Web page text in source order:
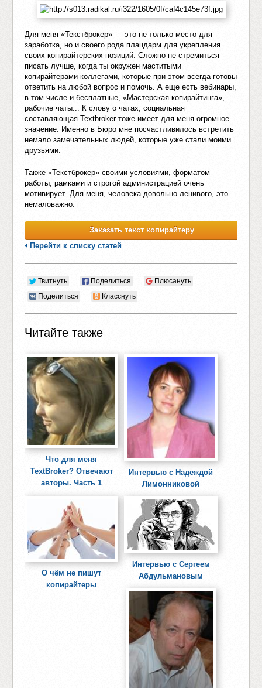
Для меня «Текстброкер» — это не только место для
заработка, но и своего рода плацдарм для укрепления
своих копирайтерских позиций. Сложно не стремиться
писать лучше, когда ты окружен маститыми
копирайтерами-коллегами, которые при этом всегда готовы
ответить на любой вопрос и помочь. А еще есть вебинары,
в том числе и бесплатные, «Мастерская копирайтинга»,
рабочие чаты... К слову о чатах, социальная
составляющая Textbroker тоже имеет для меня огромное
значение. Именно в Бюро мне посчастливилось встретить
немало замечательных людей, которые уже стали моими
друзьями.
Также «Текстброкер» своими условиями, форматом
работы, рамками и строгой администрацией очень
мотивирует. Для меня, человека довольно ленивого, это
немаловажно.
Заказать текст копирайтеру
Перейти к списку статей
Твитнуть Поделиться
Плюсануть
Поделиться
Класснуть
Читайте также
Что для меня
TextBroker? Отвечают
авторы. Часть 1
Интервью с Надеждой
Лимонниковой
О чём не пишут
копирайтеры
Интервью с Сергеем
Абдульмановым